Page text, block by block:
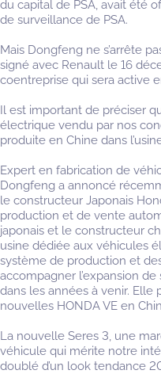
du capital de PSA, avait été
de surveillance de PSA.
Mais Dongfeng ne s’arrête
signé avec Renault le 16
coentreprise qui sera active
Il est important de préciser
électrique vendu par nos
produite en Chine dans
Expert en fabrication de
Dongfeng a annoncé
le constructeur Japonais
production et de vente
japonais et le constructeur
usine dédiée aux véhicules
système de production et
accompagner l’expansion
dans les années à venir.
nouvelles HONDA VE en
La nouvelle Seres 3, une
véhicule qui mérite notre
doublé d’un look tendance